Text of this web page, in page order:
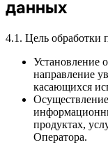
данных
4.1. Цель обработки
Установление
направление
касающихся
продуктах,
Оператора.